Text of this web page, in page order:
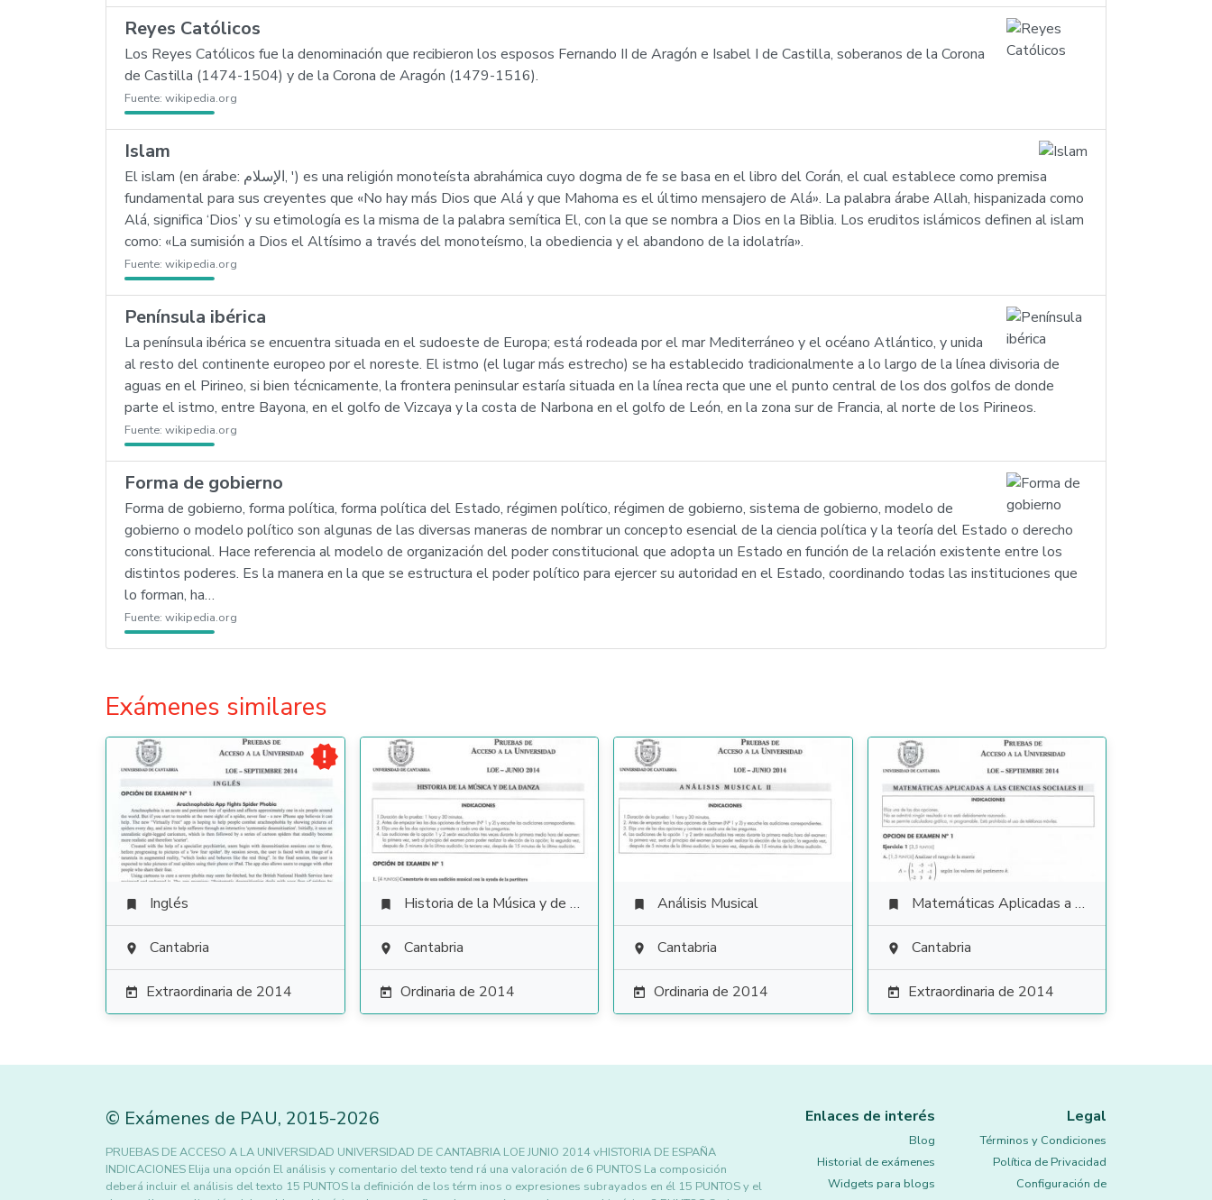
Reyes Católicos
Los Reyes Católicos fue la denominación que recibieron los esposos Fernando II de Aragón e Isabel I de Castilla, soberanos de la Corona
de Castilla (1474-1504) y de la Corona de Aragón (1479-1516).
Fuente: wikipedia.org
Islam
El islam (en árabe: الإسلام, ') es una religión monoteísta abrahámica cuyo dogma de fe se basa en el libro del Corán, el cual establece como premisa
fundamental para sus creyentes que «No hay más Dios que Alá y que Mahoma es el último mensajero de Alá». La palabra árabe Allah, hispanizada como
Alá, significa ‘Dios’ y su etimología es la misma de la palabra semítica El, con la que se nombra a Dios en la Biblia. Los eruditos islámicos definen al islam
como: «La sumisión a Dios el Altísimo a través del monoteísmo, la obediencia y el abandono de la idolatría».
Fuente: wikipedia.org
Península ibérica
La península ibérica se encuentra situada en el sudoeste de Europa; está rodeada por el mar Mediterráneo y el océano Atlántico, y unida
al resto del continente europeo por el noreste. El istmo (el lugar más estrecho) se ha establecido tradicionalmente a lo largo de la línea divisoria de
aguas en el Pirineo, si bien técnicamente, la frontera peninsular estaría situada en la línea recta que une el punto central de los dos golfos de donde
parte el istmo, entre Bayona, en el golfo de Vizcaya y la costa de Narbona en el golfo de León, en la zona sur de Francia, al norte de los Pirineos.
Fuente: wikipedia.org
Forma de gobierno
Forma de gobierno, forma política, forma política del Estado, régimen político, régimen de gobierno, sistema de gobierno, modelo de
gobierno o modelo político son algunas de las diversas maneras de nombrar un concepto esencial de la ciencia política y la teoría del Estado o derecho
constitucional. Hace referencia al modelo de organización del poder constitucional que adopta un Estado en función de la relación existente entre los
distintos poderes. Es la manera en la que se estructura el poder político para ejercer su autoridad en el Estado, coordinando todas las instituciones que
lo forman, ha…
Fuente: wikipedia.org
Exámenes similares

 Inglés
 Cantabria
 Extraordinaria de 2014
 Historia de la Música y de la Danza
 Cantabria
 Ordinaria de 2014
 Análisis Musical
 Cantabria
 Ordinaria de 2014
 Matemáticas Aplicadas a las Ciencias Sociales
 Cantabria
 Extraordinaria de 2014
© Exámenes de PAU, 2015-2026
PRUEBAS DE ACCESO A LA UNIVERSIDAD UNIVERSIDAD DE CANTABRIA LOE JUNIO 2014 vHISTORIA DE ESPAÑA
INDICACIONES Elija una opción El análisis y comentario del texto tend rá una valoración de 6 PUNTOS La composición
deberá incluir el análisis del texto 15 PUNTOS la definición de los térm inos o expresiones subrayados en él 15 PUNTOS y el
Enlaces de interés
Blog
Historial de exámenes
Widgets para blogs
Legal
Términos y Condiciones
Política de Privacidad
Configuración de